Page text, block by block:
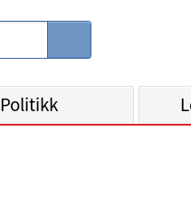
S
Politikk